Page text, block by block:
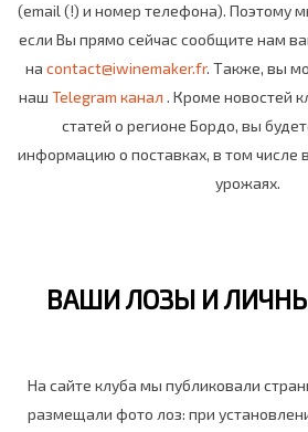
(email (!) и номер телефона). Поэтому
если Вы прямо сейчас сообщите нам
на contact@iwinemaker.fr. Также, вы
наш Telegram канал . Кроме новостей
статей о регионе Бордо, вы
информацию о поставках, в том числе
урожаях.
ВАШИ ЛОЗЫ И
На сайте клуба мы публиковали
размещали фото лоз: при